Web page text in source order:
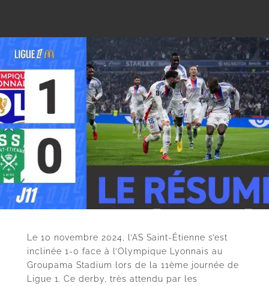
Le 10 novembre 2024, l’AS Saint-Étienne s’est
inclinée 1-0 face à l’Olympique Lyonnais au
Groupama Stadium lors de la 11ème journée de
Ligue 1. Ce derby, très attendu par les